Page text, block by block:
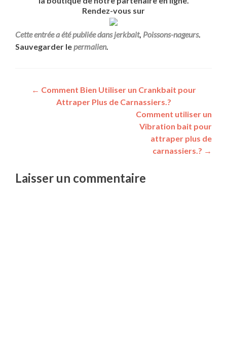
Rendez-vous sur
Cette entrée a été publiée dansjerkbait, Poissons-nageurs.
Sauvegarder lepermalien.
← Comment Bien Utiliser un Crankbait pour
Attraper Plus de Carnassiers.?
Comment utiliser un
Vibration bait pour
attraper plus de
carnassiers.? →
Laisser un commentaire